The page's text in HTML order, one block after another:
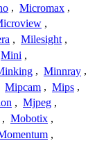
, Micromax ,
,
, Milesight ,
Mini ,
, Minnray ,
Mipcam , Mips ,
, Mjpeg ,
, Mobotix ,
,